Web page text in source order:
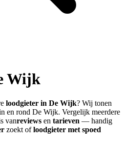
Wijk
loodgieter in De Wijk? Wij tonen
en rond De Wijk. Vergelijk meerdere
vanreviews en tarieven — handig
zoekt ofloodgieter met spoed